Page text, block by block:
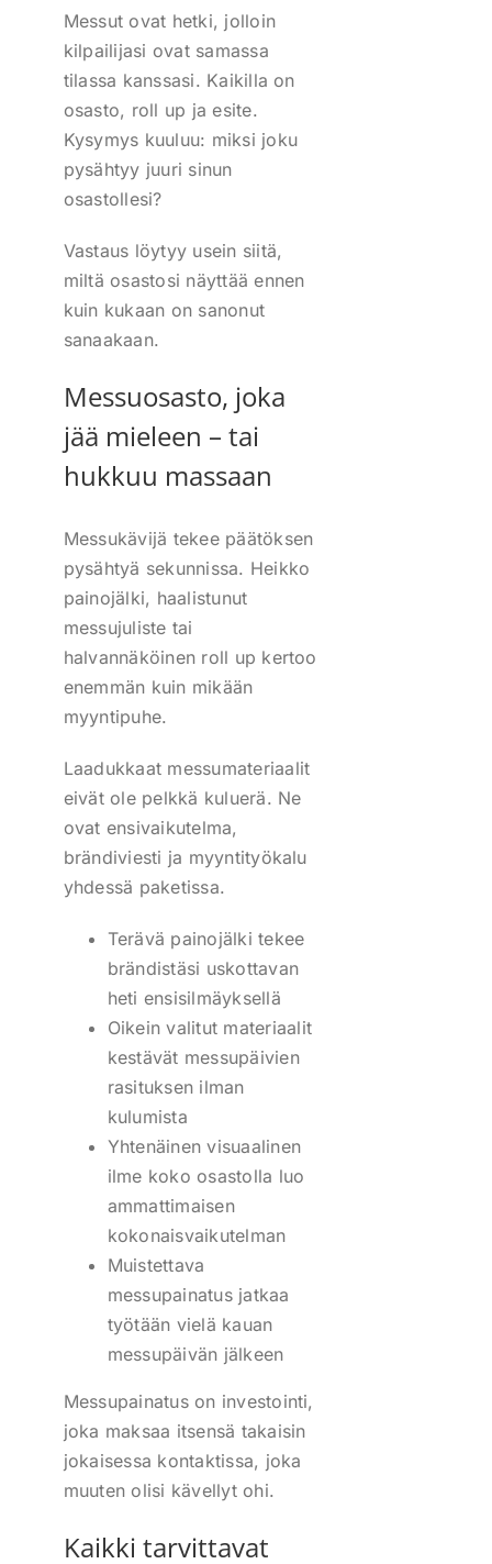
Messut ovat hetki, jolloin
kilpailijasi ovat samassa
tilassa kanssasi. Kaikilla on
osasto, roll up ja esite.
Kysymys kuuluu: miksi joku
pysähtyy juuri sinun
osastollesi?
Vastaus löytyy usein siitä,
miltä osastosi näyttää ennen
kuin kukaan on sanonut
sanaakaan.
Messuosasto, joka
jää mieleen – tai
hukkuu massaan
Messukävijä tekee päätöksen
pysähtyä sekunnissa. Heikko
painojälki, haalistunut
messujuliste tai
halvannäköinen roll up kertoo
enemmän kuin mikään
myyntipuhe.
Laadukkaat messumateriaalit
eivät ole pelkkä kuluerä. Ne
ovat ensivaikutelma,
brändiviesti ja myyntityökalu
yhdessä paketissa.
Terävä painojälki tekee
brändistäsi uskottavan
heti ensisilmäyksellä
Oikein valitut materiaalit
kestävät messupäivien
rasituksen ilman
kulumista
Yhtenäinen visuaalinen
ilme koko osastolla luo
ammattimaisen
kokonaisvaikutelman
Muistettava
messupainatus jatkaa
työtään vielä kauan
messupäivän jälkeen
Messupainatus on investointi,
joka maksaa itsensä takaisin
jokaisessa kontaktissa, joka
muuten olisi kävellyt ohi.
Kaikki tarvittavat